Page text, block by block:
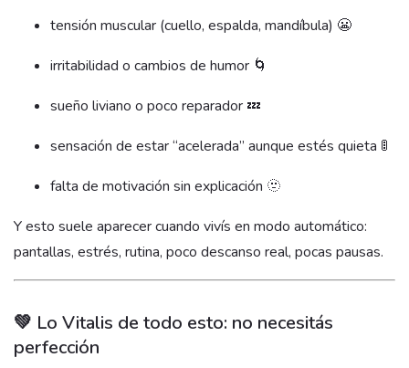
tensión muscular (cuello, espalda, mandíbula) 😬
irritabilidad o cambios de humor 🌀
sueño liviano o poco reparador 💤
sensación de estar “acelerada” aunque estés quieta 🚦
falta de motivación sin explicación 🫥
Y esto suele aparecer cuando vivís en modo automático:
pantallas, estrés, rutina, poco descanso real, pocas pausas.
💚 Lo Vitalis de todo esto: no necesitás
perfección